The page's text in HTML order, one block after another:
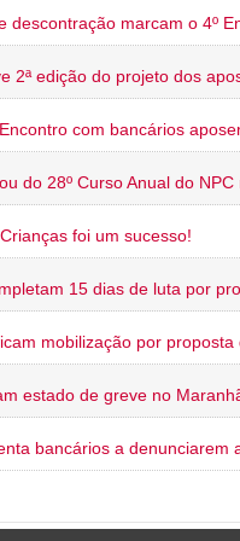
descontração marcam o 4º
2ª edição do projeto dos
com bancários
do 28º Curso Anual do NPC
foi um sucesso!
15 dias de luta por
mobilização por proposta
estado de greve no
bancários a denunciarem